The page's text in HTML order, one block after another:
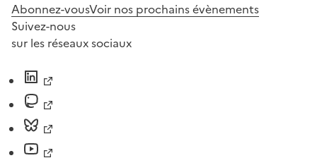
Abonnez-vousVoir nos prochains évènements
Suivez-nous
sur les réseaux sociaux